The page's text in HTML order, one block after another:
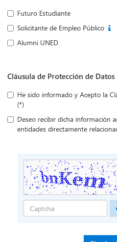
Futuro Estudiante
Solicitante de Empleo Público
Alumni UNED
Cláusula de Protección de Datos
He sido informado y Acepto la
(*)
Deseo recibir dicha información
entidades directamente